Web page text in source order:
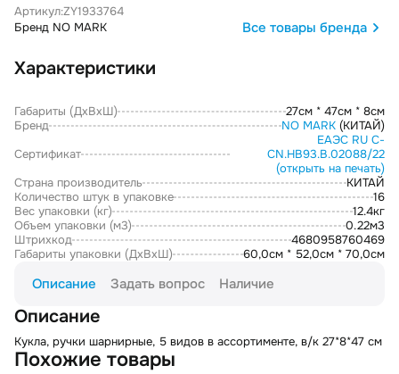
Артикул:ZY1933764
Бренд NO MARK
Все товары бренда
Характеристики
Габариты (ДxВxШ)
27см * 47см * 8см
Бренд
NO MARK (КИТАЙ)
Сертификат
ЕАЭС RU С-
CN.НВ93.В.02088/22
(открыть на печать)
Страна производитель
КИТАЙ
Количество штук в упаковке
16
Вес упаковки (кг)
12.4кг
Объем упаковки (м3)
0.22м3
Штрихкод
4680958760469
Габариты упаковки (ДxВxШ)
60,0см * 52,0см * 70,0см
Описание Задать вопрос Наличие
Описание
Кукла, ручки шарнирные, 5 видов в ассортименте, в/к 27*8*47 см
Похожие товары